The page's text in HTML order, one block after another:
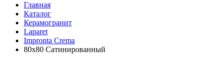
Главная
Каталог
Керамогранит
Laparet
Impronta Crema
80х80 Сатинированный